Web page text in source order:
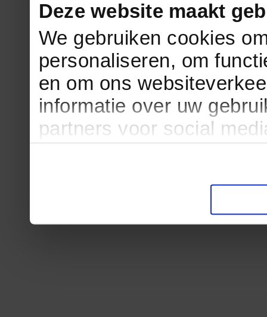
Deze website maakt
We gebruiken cookies
personaliseren, om
en om ons
informatie over uw
partners voor social